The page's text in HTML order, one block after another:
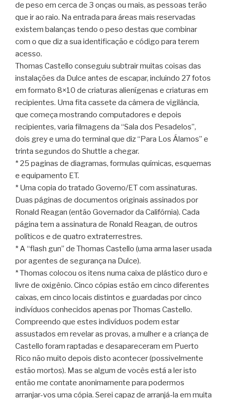
de peso em cerca de 3 onças ou mais, as pessoas terão
que ir ao raio. Na entrada para áreas mais reservadas
existem balanças tendo o peso destas que combinar
com o que diz a sua identificação e código para terem
acesso.
Thomas Castello conseguiu subtrair muitas coisas das
instalações da Dulce antes de escapar, incluindo 27 fotos
em formato 8×10 de criaturas alienígenas e criaturas em
recipientes. Uma fita cassete da câmera de vigilância,
que começa mostrando computadores e depois
recipientes, varia filmagens da “Sala dos Pesadelos”,
dois grey e uma do terminal que diz “Para Los Álamos” e
trinta segundos do Shuttle a chegar.
* 25 paginas de diagramas, formulas químicas, esquemas
e equipamento ET.
* Uma copia do tratado Governo/ET com assinaturas.
Duas páginas de documentos originais assinados por
Ronald Reagan (então Governador da Califórnia). Cada
página tem a assinatura de Ronald Reagan, de outros
políticos e de quatro extraterrestres.
* A “flash gun” de Thomas Castello (uma arma laser usada
por agentes de segurança na Dulce).
* Thomas colocou os itens numa caixa de plástico duro e
livre de oxigênio. Cinco cópias estão em cinco diferentes
caixas, em cinco locais distintos e guardadas por cinco
indivíduos conhecidos apenas por Thomas Castello.
Compreendo que estes indivíduos podem estar
assustados em revelar as provas, a mulher e a criança de
Castello foram raptadas e desapareceram em Puerto
Rico não muito depois disto acontecer (possivelmente
estão mortos). Mas se algum de vocês está a ler isto
então me contate anonimamente para podermos
arranjar-vos uma cópia. Serei capaz de arranjá-la em muita